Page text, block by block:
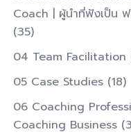
Coach | ผู้นำที่ฟังเป็น ฟ
(35)
04 Team Facilitation
05 Case Studies(18)
06 Coaching
Coaching Business